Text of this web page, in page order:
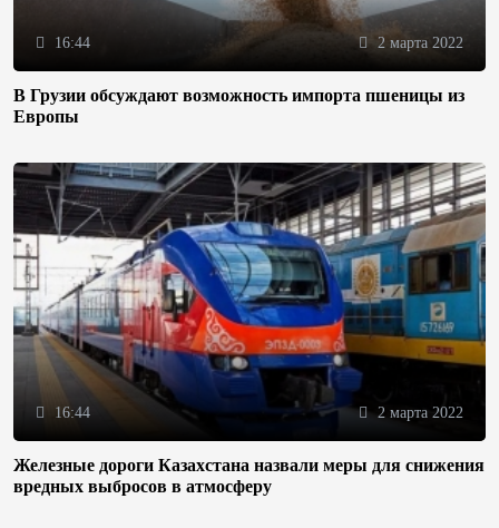
16:44 2 марта 2022
В Грузии обсуждают возможность импорта пшеницы из
Европы
16:44 2 марта 2022
Железные дороги Казахстана назвали меры для снижения
вредных выбросов в атмосферу